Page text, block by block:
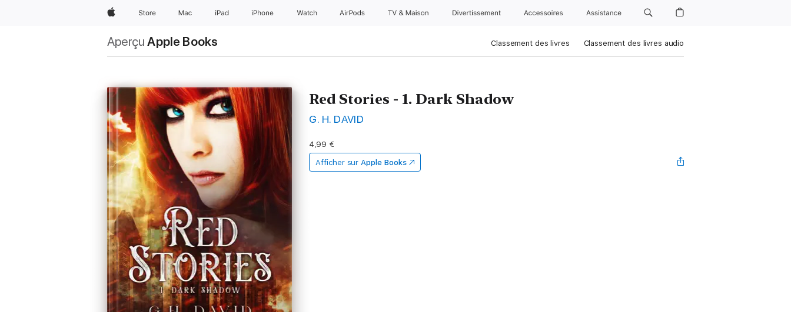
AppleStore Mac iPad iPhone Watch AirPods TV & Maison Divertissements Accessoires Assistance
Aperçu Apple Books Classement des livres Classement des livres audio
Red Stories - 1. Dark Shadow
G. H. DAVID
4,99 €
Afficher sur Apple Books